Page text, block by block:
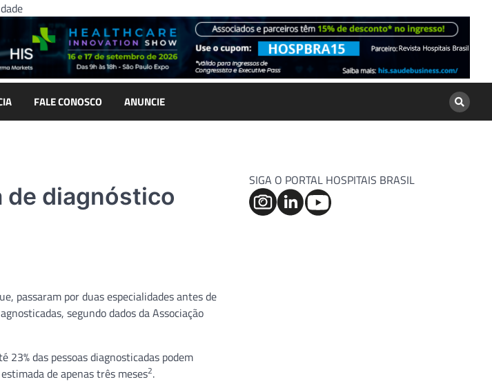
FALE CONOSCO ANUNCIE
de diagnóstico
passaram por duas especialidades antes de
segundo dados da Associação
23% das pessoas diagnosticadas podem
de apenas três meses2.
SIGA O PORTAL HOSPITAIS BRASIL